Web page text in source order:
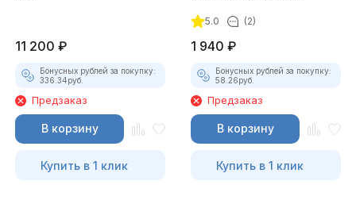
11 200 ₽
Бонусных рублей за покупку:
336.34руб.
Предзаказ
В корзину
Купить в 1 клик
5.0 (2)
1 940 ₽
Бонусных рублей за покупку:
58.26руб.
Предзаказ
В корзину
Купить в 1 клик